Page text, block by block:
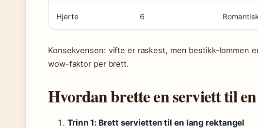
Hjerte 6
Konsekvensen: vifte er raskest, men bestikk-lommen
wow-faktor per brett.
Hvordan brette en serviett til
Trinn 1: Brett servietten til en lang rektangel